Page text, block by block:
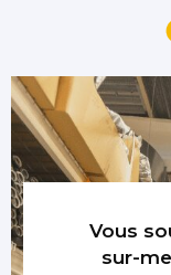
Vous
sur-